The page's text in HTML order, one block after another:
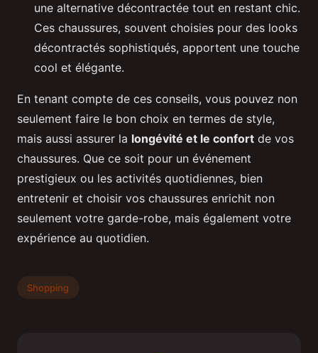
une alternative décontractée tout en restant chic.
Ces chaussures, souvent choisies pour des looks
décontractés sophistiqués, apportent une touche
cool et élégante.
En tenant compte de ces conseils, vous pouvez non
seulement faire le bon choix en termes de style,
mais aussi assurer la longévité et le confort de vos
chaussures. Que ce soit pour un événement
prestigieux ou les activités quotidiennes, bien
entretenir et choisir vos chaussures enrichit non
seulement votre garde-robe, mais également votre
expérience au quotidien.
Shopping